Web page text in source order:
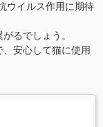
ウイルス作用に期待
るでしょう。
安心して猫に使用